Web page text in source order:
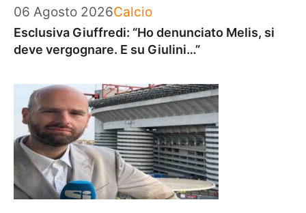
06 Agosto 2026Categorie
Calcio
Esclusiva Giuffredi: “Ho denunciato Melis, si
deve vergognare. E su Giulini…”